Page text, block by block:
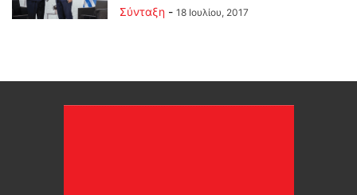
Σύνταξη - 18 Ιουλίου, 2017